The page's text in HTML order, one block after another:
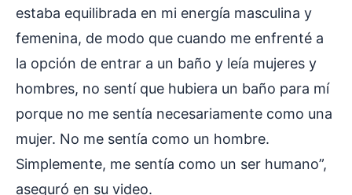
estaba equilibrada en mi energía masculina y
femenina, de modo que cuando me enfrenté a
la opción de entrar a un baño y leía mujeres y
hombres, no sentí que hubiera un baño para mí
porque no me sentía necesariamente como una
mujer. No me sentía como un hombre.
Simplemente, me sentía como un ser humano”,
aseguró en su video.